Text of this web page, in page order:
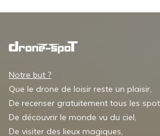
Notre but ?
Que le drone de loisir reste un plaisir,
De recenser gratuitement tous les
De découvrir le monde vu du ciel,
De visiter des lieux magiques,